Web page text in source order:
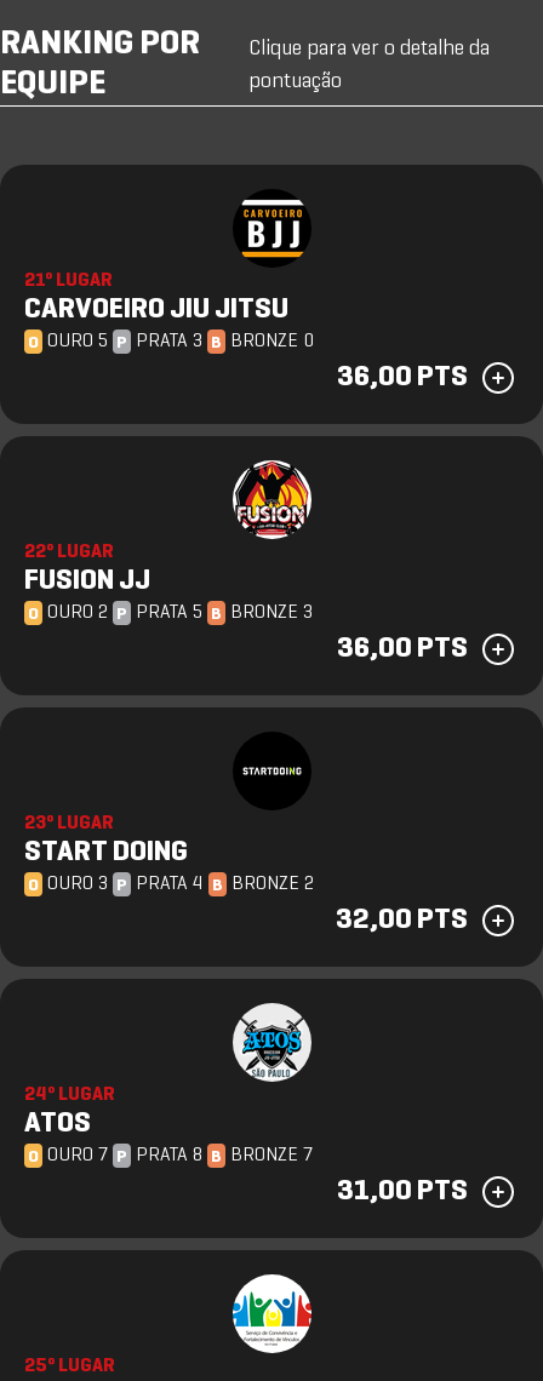
RANKING POR
EQUIPE
Clique para ver o detalhe da
pontuação
21º LUGAR
CARVOEIRO JIU JITSU
O OURO 5 P PRATA 3 B BRONZE 0
36,00 PTS
22º LUGAR
FUSION JJ
O OURO 2 P PRATA 5 B BRONZE 3
36,00 PTS
23º LUGAR
START DOING
O OURO 3 P PRATA 4 B BRONZE 2
32,00 PTS
24º LUGAR
ATOS
O OURO 7 P PRATA 8 B BRONZE 7
31,00 PTS
25º LUGAR